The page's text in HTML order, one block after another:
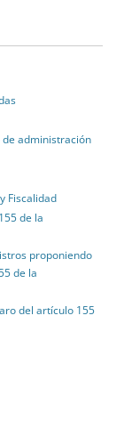
administración
Fiscalidad
de la
proponiendo
de la
del artículo 155